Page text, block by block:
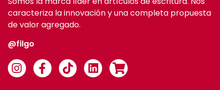
caracteriza la innovación y una completa propuesta
de valor agregado.
@filgo